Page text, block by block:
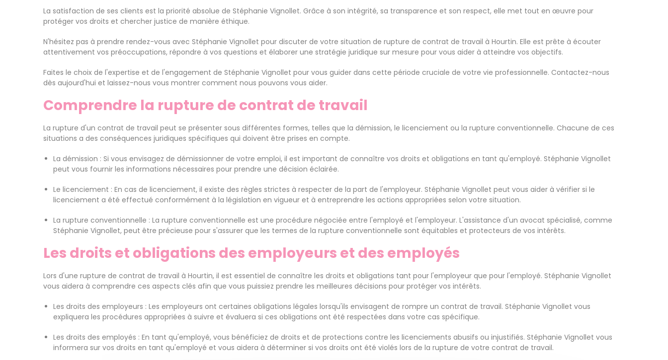
La satisfaction de ses clients est la priorité absolue de Stéphanie Vignollet. Grâce à son intégrité, sa transparence et son respect, elle met tout en œuvre pour
protéger vos droits et chercher justice de manière éthique.
N'hésitez pas à prendre rendez-vous avec Stéphanie Vignollet pour discuter de votre situation de rupture de contrat de travail à Hourtin. Elle est prête à écouter
attentivement vos préoccupations, répondre à vos questions et élaborer une stratégie juridique sur mesure pour vous aider à atteindre vos objectifs.
Faites le choix de l'expertise et de l'engagement de Stéphanie Vignollet pour vous guider dans cette période cruciale de votre vie professionnelle. Contactez-nous
dès aujourd'hui et laissez-nous vous montrer comment nous pouvons vous aider.
Comprendre la rupture de contrat de travail
La rupture d'un contrat de travail peut se présenter sous différentes formes, telles que la démission, le licenciement ou la rupture conventionnelle. Chacune de ces
situations a des conséquences juridiques spécifiques qui doivent être prises en compte.
La démission : Si vous envisagez de démissionner de votre emploi, il est important de connaître vos droits et obligations en tant qu'employé. Stéphanie Vignollet
peut vous fournir les informations nécessaires pour prendre une décision éclairée.
Le licenciement : En cas de licenciement, il existe des règles strictes à respecter de la part de l'employeur. Stéphanie Vignollet peut vous aider à vérifier si le
licenciement a été effectué conformément à la législation en vigueur et à entreprendre les actions appropriées selon votre situation.
La rupture conventionnelle : La rupture conventionnelle est une procédure négociée entre l'employé et l'employeur. L'assistance d'un avocat spécialisé, comme
Stéphanie Vignollet, peut être précieuse pour s'assurer que les termes de la rupture conventionnelle sont équitables et protecteurs de vos intérêts.
Les droits et obligations des employeurs et des employés
Lors d'une rupture de contrat de travail à Hourtin, il est essentiel de connaître les droits et obligations tant pour l'employeur que pour l'employé. Stéphanie Vignollet
vous aidera à comprendre ces aspects clés afin que vous puissiez prendre les meilleures décisions pour protéger vos intérêts.
Les droits des employeurs : Les employeurs ont certaines obligations légales lorsqu'ils envisagent de rompre un contrat de travail. Stéphanie Vignollet vous
expliquera les procédures appropriées à suivre et évaluera si ces obligations ont été respectées dans votre cas spécifique.
Les droits des employés : En tant qu'employé, vous bénéficiez de droits et de protections contre les licenciements abusifs ou injustifiés. Stéphanie Vignollet vous
informera sur vos droits en tant qu'employé et vous aidera à déterminer si vos droits ont été violés lors de la rupture de votre contrat de travail.